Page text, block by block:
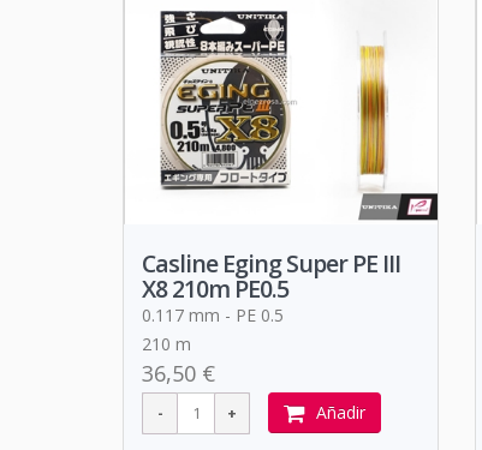
Casline Eging Super PE III
X8 210m PE0.5
0.117 mm - PE 0.5
210 m
36,50 €
Añadir